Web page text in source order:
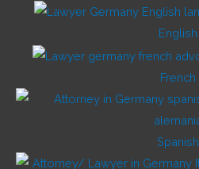
English
French
Spanish